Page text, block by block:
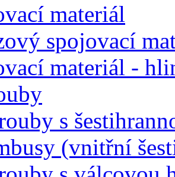
materiál
spojovací
materiál -
s
(vnitřní